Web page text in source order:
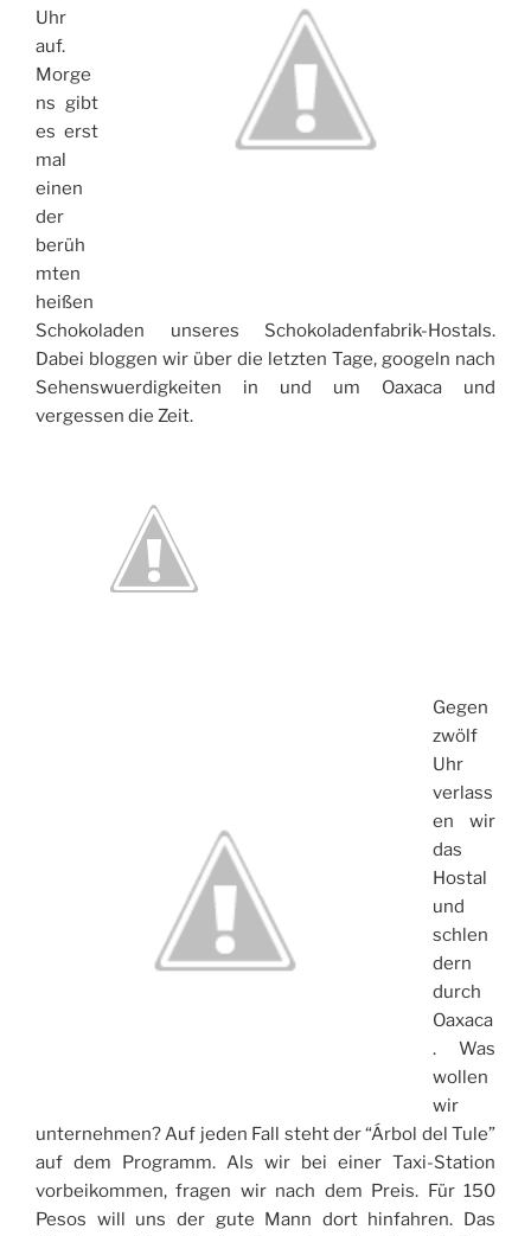
Uhr
auf.
Morge
ns gibt
es erst
mal
einen
der
berüh
mten
heißen
Schokoladen unseres Schokoladenfabrik-Hostals.
Dabei bloggen wir über die letzten Tage, googeln nach
Sehenswuerdigkeiten in und um Oaxaca und
vergessen die Zeit.
Gegen
zwölf
Uhr
verlass
en wir
das
Hostal
und
schlen
dern
durch
Oaxaca
. Was
wollen
wir
unternehmen? Auf jeden Fall steht der “Árbol del Tule”
auf dem Programm. Als wir bei einer Taxi-Station
vorbeikommen, fragen wir nach dem Preis. Für 150
Pesos will uns der gute Mann dort hinfahren. Das